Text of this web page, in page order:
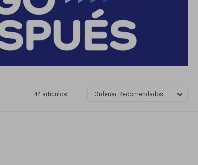
44 artículos Recomendados